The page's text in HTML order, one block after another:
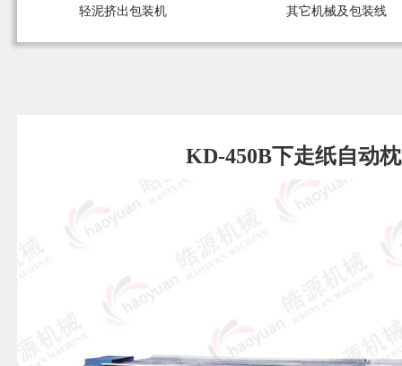
轻泥挤出包装机 其它机械及包装线
KD-450B下走纸自动